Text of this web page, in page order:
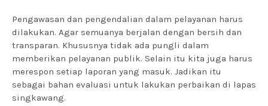
Pengawasan dan pengendalian dalam pelayanan harus
dilakukan. Agar semuanya berjalan dengan bersih dan
transparan. Khususnya tidak ada pungli dalam
memberikan pelayanan publik. Selain itu kita juga harus
merespon setiap laporan yang masuk. Jadikan itu
sebagai bahan evaluasi untuk lakukan perbaikan di lapas
singkawang.